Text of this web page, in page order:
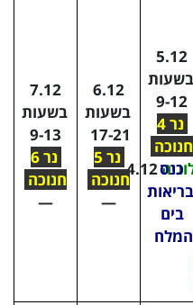
4.12
5.12
בשעות
9-12
נר 4
חנוכה
כנס
בריאות
בים
המלח
6.12
בשעות
17-21
נר 5
חנוכה
—
7.12
בשעות
9-13
נר 6
חנוכה
—